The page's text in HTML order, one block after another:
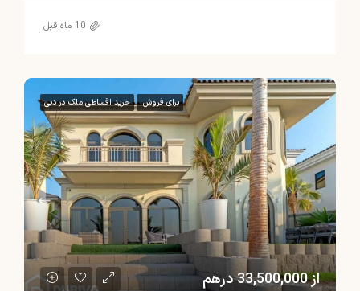
10 ماه قبل
برای فروش خرید اقساطی ملک در دبی
از 33,500,000 درهم